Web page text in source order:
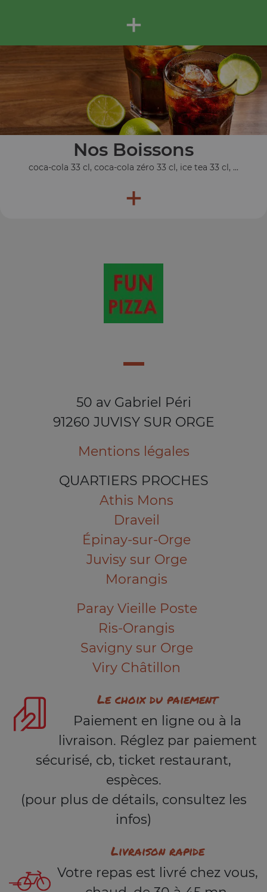
+
Nos Boissons
coca-cola 33 cl, coca-cola zéro 33 cl, ice tea 33 cl, ...
+
50 av Gabriel Péri
91260 JUVISY SUR ORGE
Mentions légales
QUARTIERS PROCHES
Athis Mons
Draveil
Épinay-sur-Orge
Juvisy sur Orge
Morangis
Paray Vieille Poste
Ris-Orangis
Savigny sur Orge
Viry Châtillon
Le choix du paiement
Paiement en ligne ou à la
livraison. Réglez par paiement
sécurisé, cb, ticket restaurant,
espèces.
(pour plus de détails, consultez les
infos)
Livraison rapide
Votre repas est livré chez vous,